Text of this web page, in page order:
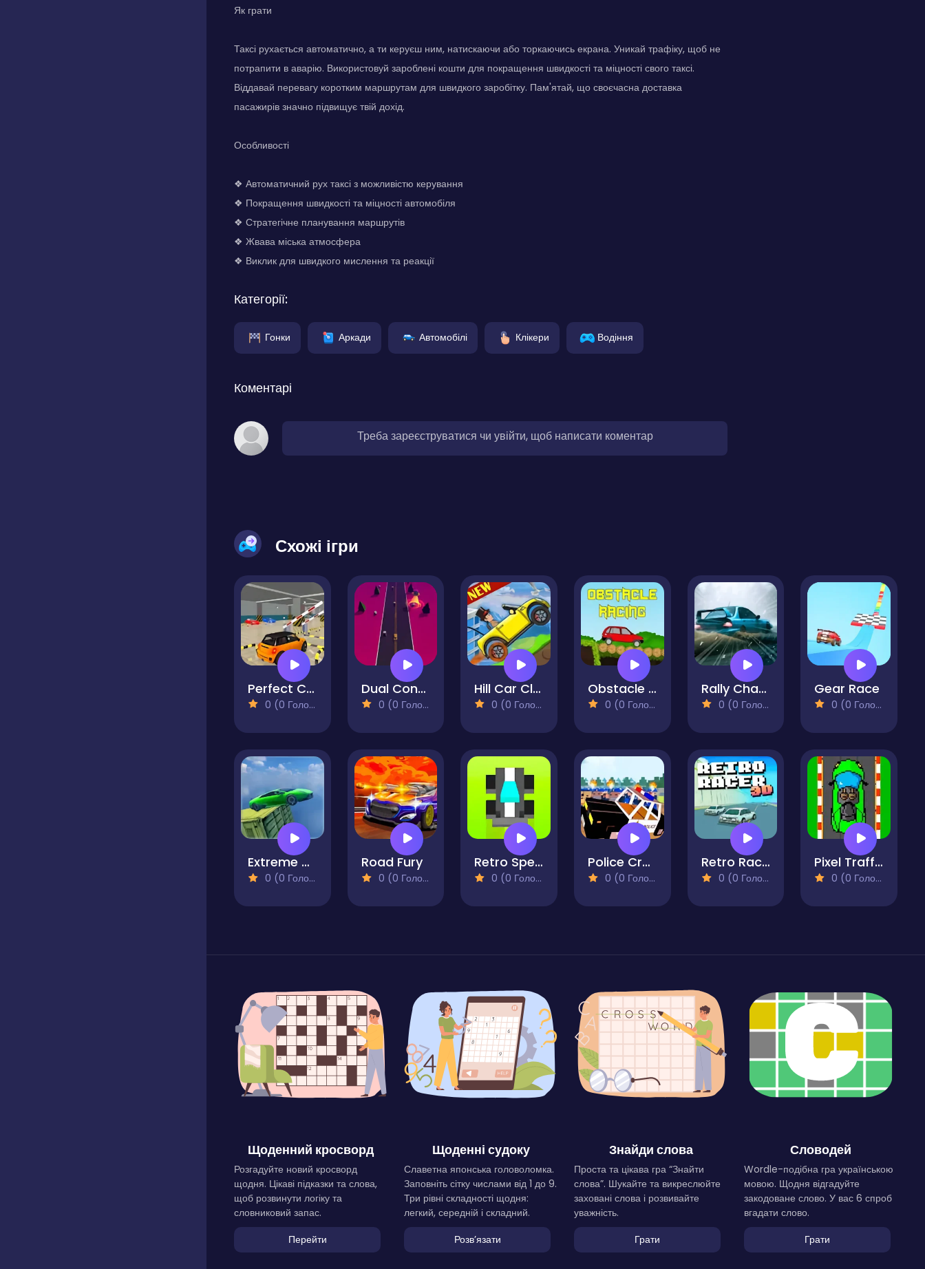
Як грати
Таксі рухається автоматично, а ти керуєш ним, натискаючи або торкаючись екрана. Уникай трафіку, щоб не
потрапити в аварію. Використовуй зароблені кошти для покращення швидкості та міцності свого таксі.
Віддавай перевагу коротким маршрутам для швидкого заробітку. Пам'ятай, що своєчасна доставка
пасажирів значно підвищує твій дохід.
Особливості
❖ Автоматичний рух таксі з можливістю керування
❖ Покращення швидкості та міцності автомобіля
❖ Стратегічне планування маршрутів
❖ Жвава міська атмосфера
❖ Виклик для швидкого мислення та реакції
Категорії:
Гонки Аркади Автомобілі Клікери Водіння
Коментарі
Треба зареєструватися чи увійти, щоб написати коментар
Схожі ігри
Perfect Car Parking
0 (0 Голосів)
Dual Control Racing
0 (0 Голосів)
Hill Car Climb Mountain Hill Racing
0 (0 Голосів)
Obstacle Racing
0 (0 Голосів)
Rally Championship 2
0 (0 Голосів)
Gear Race
0 (0 Голосів)
Extreme Stunt Car Game
0 (0 Голосів)
Road Fury
0 (0 Голосів)
Retro Speed 2
0 (0 Голосів)
Police Craft Block Car Race
0 (0 Голосів)
Retro Racer 3D
0 (0 Голосів)
Pixel Traffic Racer
0 (0 Голосів)
Щоденний кросворд
Розгадуйте новий кросворд
щодня. Цікаві підказки та слова,
щоб розвинути логіку та
словниковий запас.
Перейти
Щоденні судоку
Славетна японська головоломка.
Заповніть сітку числами від 1 до 9.
Три рівні складності щодня:
легкий, середній і складний.
Розвʼязати
Знайди слова
Проста та цікава гра “Знайти
слова”. Шукайте та викреслюйте
заховані слова і розвивайте
уважність.
Грати
Словодей
Wordle-подібна гра українською
мовою. Щодня відгадуйте
закодоване слово. У вас 6 спроб
вгадати слово.
Грати